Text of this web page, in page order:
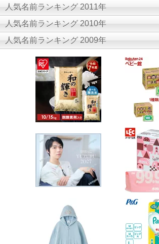
人気名前ランキング 2011年
人気名前ランキング 2010年
人気名前ランキング 2009年